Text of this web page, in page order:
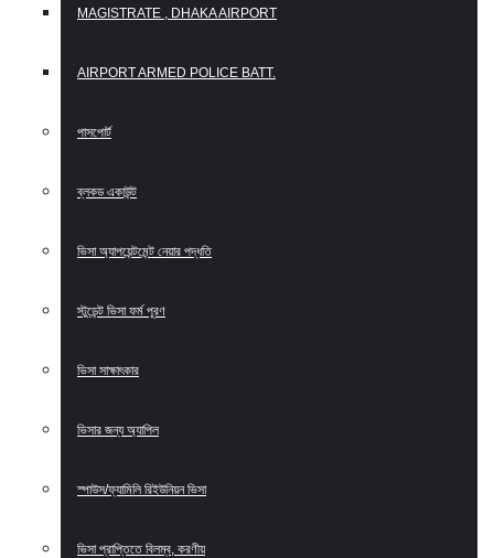
MAGISTRATE , DHAKA AIRPORT
AIRPORT ARMED POLICE BATT.
পাসপোর্ট
ব্লকড একাউন্ট
ভিসা অ্যাপয়েন্টমেন্ট নেয়ার পদ্ধতি
স্টুডেন্ট ভিসা ফর্ম পূরণ
ভিসা সাক্ষাৎকার
ভিসার জন্য অ্যাপিল
স্পাউস/ফ্যামিলি রিইউনিয়ন ভিসা
ভিসা প্রাপ্তিতে বিলম্ব, করণীয়